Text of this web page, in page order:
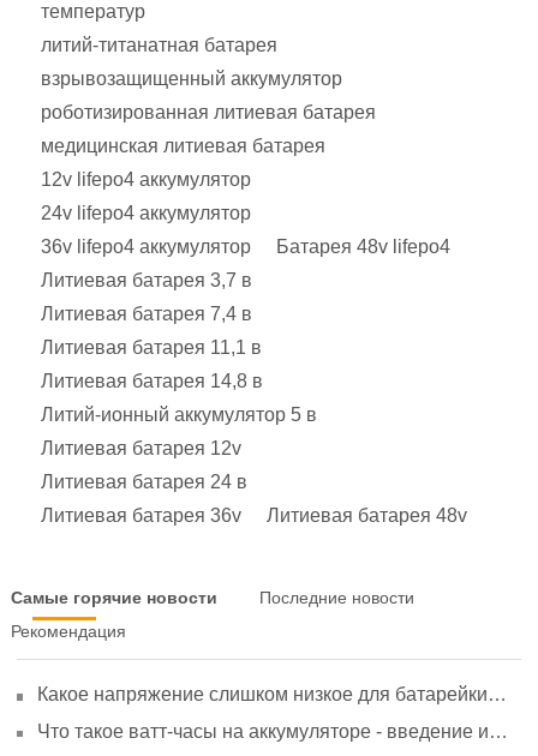
температур
литий-титанатная батарея
взрывозащищенный аккумулятор
роботизированная литиевая батарея
медицинская литиевая батарея
12v lifepo4 аккумулятор
24v lifepo4 аккумулятор
36v lifepo4 аккумулятор
Батарея 48v lifepo4
Литиевая батарея 3,7 в
Литиевая батарея 7,4 в
Литиевая батарея 11,1 в
Литиевая батарея 14,8 в
Литий-ионный аккумулятор 5 в
Литиевая батарея 12v
Литиевая батарея 24 в
Литиевая батарея 36v
Литиевая батарея 48v
Самые горячие новости
Последние новости
Рекомендация
Какое напряжение слишком низкое для батарейки
старение
Что такое ватт-часы на аккумуляторе - введение и